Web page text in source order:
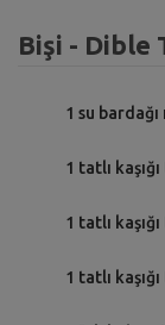
Bişi - Dible
1 su bardağı
1 tatlı
1 tatlı
1 tatlı